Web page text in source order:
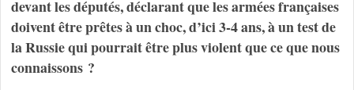
devant les députés, déclarant que les armées françaises
doivent être prêtes à un choc, d’ici 3-4 ans, à un test de
la Russie qui pourrait être plus violent que ce que nous
connaissons ?